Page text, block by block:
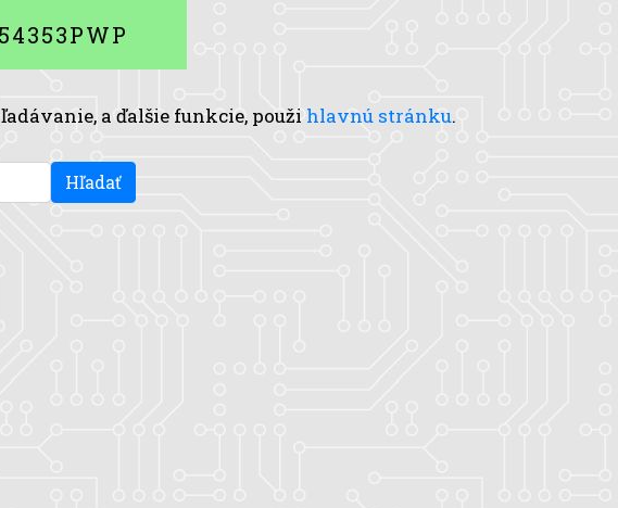
a ďalšie funkcie, použi hlavnú stránku.
Hľadať